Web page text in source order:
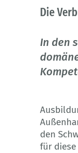
Die
In den
den
für